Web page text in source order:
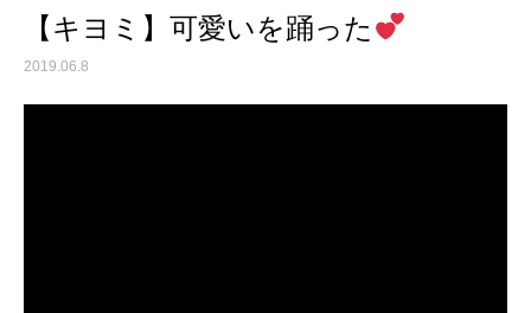
【キヨミ】可愛いを踊った
2019.06.8